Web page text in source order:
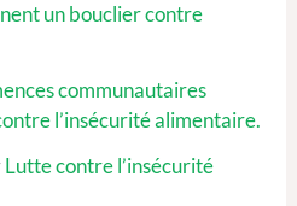
un bouclier contre
communautaires
l’insécurité alimentaire.
Lutte contre l’insécurité